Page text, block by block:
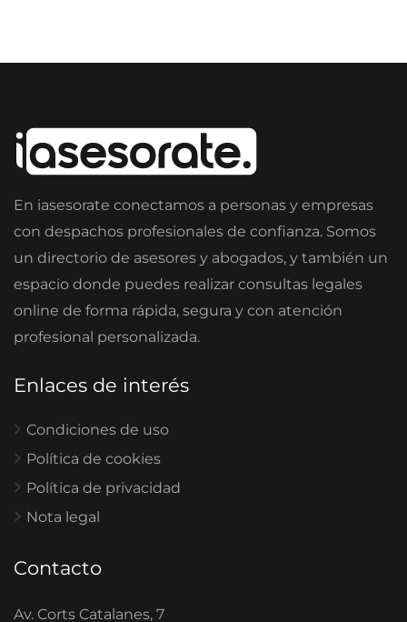
En iasesorate conectamos a personas y empresas
con despachos profesionales de confianza. Somos
un directorio de asesores y abogados, y también un
espacio donde puedes realizar consultas legales
online de forma rápida, segura y con atención
profesional personalizada.
Enlaces de interés
Condiciones de uso
Política de cookies
Política de privacidad
Nota legal
Contacto
Av. Corts Catalanes, 7